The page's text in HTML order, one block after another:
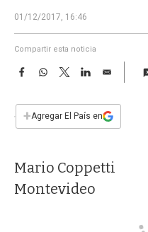
01/12/2017, 16:46
Compartir esta noticia
F
e
b
k
W
s
p
T
w
t
L
n
E
i
l
+Agregar El País en
Mario Coppetti
Montevideo